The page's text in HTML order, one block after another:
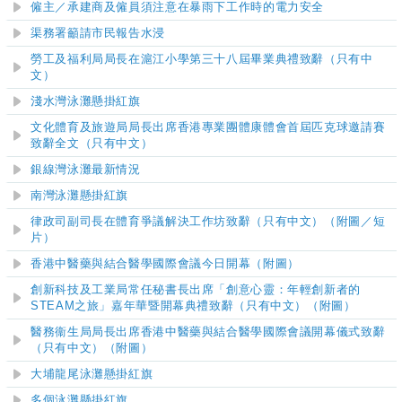
僱主／承建商及僱員須注意在暴雨下工作時的電力安全
渠務署籲請市民報告水浸
勞工及福利局局長在滬江小學第三十八屆畢業典禮致辭（只有中
文）
淺水灣泳灘懸掛紅旗
文化體育及旅遊局局長出席香港專業團體康體會首屆匹克球邀請賽
致辭全文（只有中文）
銀線灣泳灘最新情況
南灣泳灘懸掛紅旗
律政司副司長在體育爭議解決工作坊致辭（只有中文）（附圖／短
片）
香港中醫藥與結合醫學國際會議今日開幕 （附圖）
創新科技及工業局常任秘書長出席「創意心靈：年輕創新者的
STEAM之旅」嘉年華暨開幕典禮致辭（只有中文）（附圖）
醫務衞生局局長出席香港中醫藥與結合醫學國際會議開幕儀式致辭
（只有中文）（附圖）
大埔龍尾泳灘懸掛紅旗